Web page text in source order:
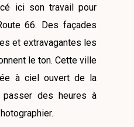
ici son travail pour
66. Des façades
et extravagantes les
le ton. Cette ville
à ciel ouvert de la
passer des heures à